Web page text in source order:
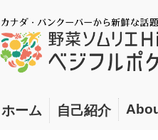
ホーム 自己紹介